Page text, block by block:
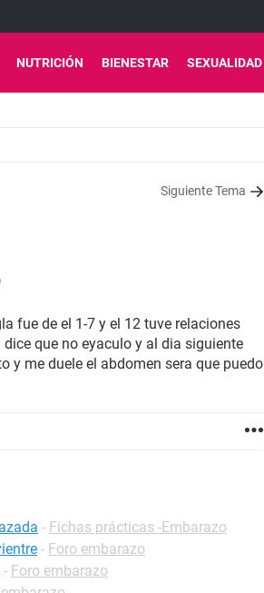
NUTRICIÓN BIENESTAR SEXUALIDAD
Siguiente Tema
fue de el 1-7 y el 12 tuve relaciones
que no eyaculo y al dia siguiente
y me duele el abdomen sera que puedo
- Fichas prácticas -Embarazo
- Foro embarazo
- Foro embarazo